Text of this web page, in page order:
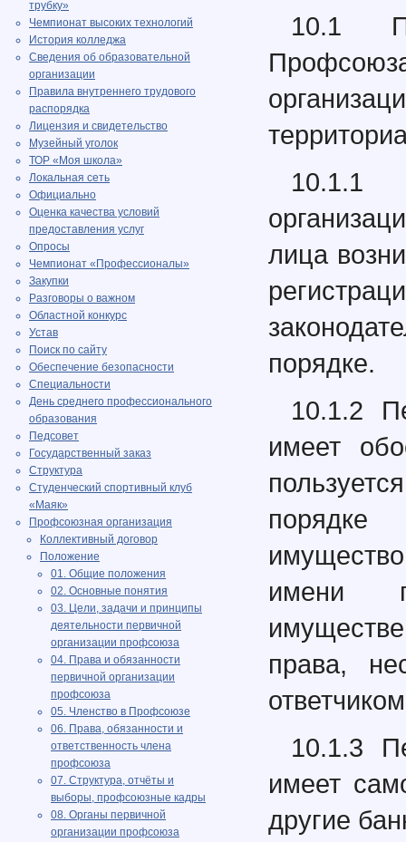
трубку»
Чемпионат высоких технологий
История колледжа
Сведения об образовательной
организации
Правила внутреннего трудового
распорядка
Лицензия и свидетельство
Музейный уголок
ТОР «Моя школа»
Локальная сеть
Официально
Оценка качества условий
предоставления услуг
Опросы
Чемпионат «Профессионалы»
Закупки
Разговоры о важном
Областной конкурс
Устав
Поиск по сайту
Обеспечение безопасности
Специальности
День среднего профессионального
образования
Педсовет
Государственный заказ
Структура
Студенческий спортивный клуб
«Маяк»
Профсоюзная организация
Коллективный договор
Положение
01. Общие положения
02. Основные понятия
03. Цели, задачи и принципы
деятельности первичной
организации профсоюза
04. Права и обязанности
первичной организации
профсоюза
05. Членство в Профсоюзе
06. Права, обязанности и
ответственность члена
профсоюза
07. Структура, отчёты и
выборы, профсоюзные кадры
08. Органы первичной
организации профсоюза
10.1
10.1.1
лица
порядке.
10.1.2
имеет
имени
права,
10.1.3
имеет
другие